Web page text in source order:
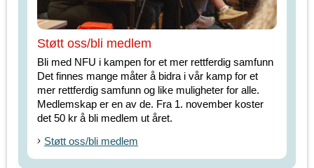
Støtt oss/bli medlem
Bli med NFU i kampen for et mer rettferdig samfunn
Det finnes mange måter å bidra i vår kamp for et
mer rettferdig samfunn og like muligheter for alle.
Medlemskap er en av de. Fra 1. november koster
det 50 kr å bli medlem ut året.
Støtt oss/bli medlem